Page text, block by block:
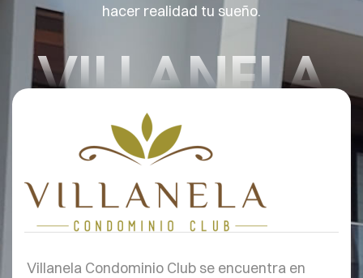
hacer realidad tu sueño.
VILLANELA
Villanela Condominio Club se encuentra en